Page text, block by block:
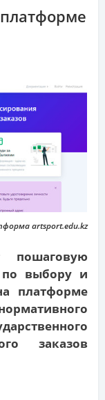
artsport.edu.kz
пошаговую
по выбору и
платформе
заказов